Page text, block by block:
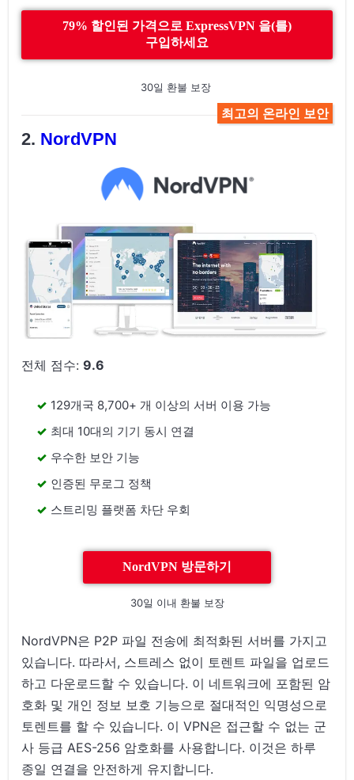
79% 할인된 가격으로 ExpressVPN 을(를)
구입하세요
30일 환불 보장
최고의 온라인 보안
NordVPN
전체 점수:9.6
129개국 8,700+ 개 이상의 서버 이용 가능
최대 10대의 기기 동시 연결
우수한 보안 기능
인증된 무로그 정책
스트리밍 플랫폼 차단 우회
NordVPN 방문하기
30일 이내 환불 보장
NordVPN은 P2P 파일 전송에 최적화된 서버를 가지고
있습니다. 따라서, 스트레스 없이 토렌트 파일을 업로드
하고 다운로드할 수 있습니다. 이 네트워크에 포함된 암
호화 및 개인 정보 보호 기능으로 절대적인 익명성으로
토렌트를 할 수 있습니다. 이 VPN은 접근할 수 없는 군
사 등급 AES-256 암호화를 사용합니다. 이것은 하루
종일 연결을 안전하게 유지합니다.